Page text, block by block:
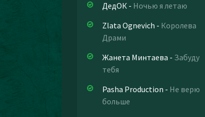
ДедОК - Ночью я летаю
Zlata Ognevich - Королева
Драми
Жанета Минтаева - Забуду
тебя
Pasha Production - Не верю
больше